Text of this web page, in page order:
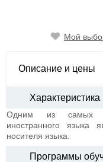
Мой
Описание и цены
Характеристика
Одним из самых
иностранного языка
носителя языка.
Программы